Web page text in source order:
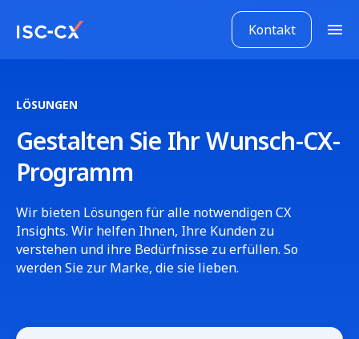
zum
Kontakt
M
s
LÖSUNGEN
Gestalten Sie Ihr Wunsch-CX-
Programm
Wir bieten Lösungen für alle notwendigen CX
Insights. Wir helfen Ihnen, Ihre Kunden zu
verstehen und ihre Bedürfnisse zu erfüllen. So
werden Sie zur Marke, die sie lieben.